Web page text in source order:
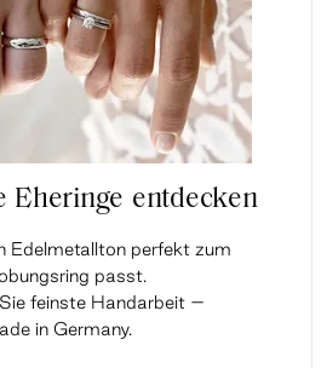
Eheringe entdecken
Edelmetallton perfekt zum
passt.
feinste Handarbeit –
in Germany.